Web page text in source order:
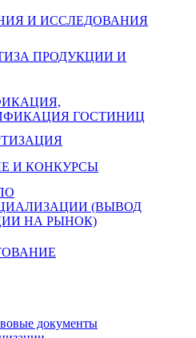
И ИССЛЕДОВАНИЯ
ПРОДУКЦИИ И
ГОСТИНИЦ
И КОНКУРСЫ
(ВЫВОД
НА РЫНОК)
документы